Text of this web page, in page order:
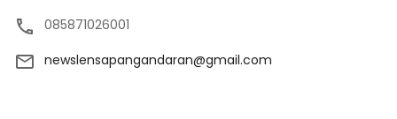
085871026001
newslensapangandaran@gmail.com